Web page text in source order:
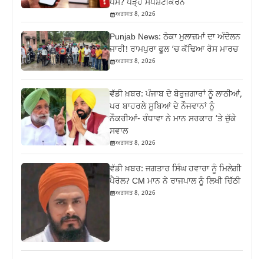
ਪੈਸੇ? ਪੜ੍ਹੋ ਸਪੱਸ਼ਟੀਕਰਨ
ਅਗਸਤ 8, 2026
Punjab News: ਠੇਕਾ ਮੁਲਾਜ਼ਮਾਂ ਦਾ ਅੰਦੋਲਨ
ਜਾਰੀ! ਰਾਮਪੁਰਾ ਫੂਲ ‘ਚ ਕੱਢਿਆ ਰੋਸ ਮਾਰਚ
ਅਗਸਤ 8, 2026
ਵੱਡੀ ਖ਼ਬਰ: ਪੰਜਾਬ ਦੇ ਬੇਰੁਜ਼ਗਾਰਾਂ ਨੂੰ ਲਾਠੀਆਂ,
ਪਰ ਬਾਹਰਲੇ ਸੂਬਿਆਂ ਦੇ ਨੌਜਵਾਨਾਂ ਨੂੰ
ਨੌਕਰੀਆਂ- ਰੰਧਾਵਾ ਨੇ ਮਾਨ ਸਰਕਾਰ ‘ਤੇ ਚੁੱਕੇ
ਸਵਾਲ
ਅਗਸਤ 8, 2026
ਵੱਡੀ ਖ਼ਬਰ: ਜਗਤਾਰ ਸਿੰਘ ਹਵਾਰਾ ਨੂੰ ਮਿਲੇਗੀ
ਪੈਰੋਲ? CM ਮਾਨ ਨੇ ਰਾਜਪਾਲ ਨੂੰ ਲਿਖੀ ਚਿੱਠੀ
ਅਗਸਤ 8, 2026